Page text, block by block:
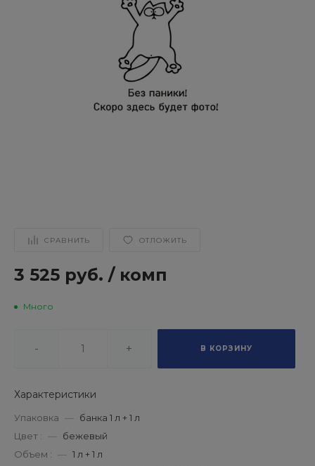
СРАВНИТЬ ОТЛОЖИТЬ
3 525 руб. / комп
Много
- + В КОРЗИНУ
Характеристики
Упаковка — банка 1 л + 1 л
Цвет : — бежевый
Объем : — 1 л + 1 л